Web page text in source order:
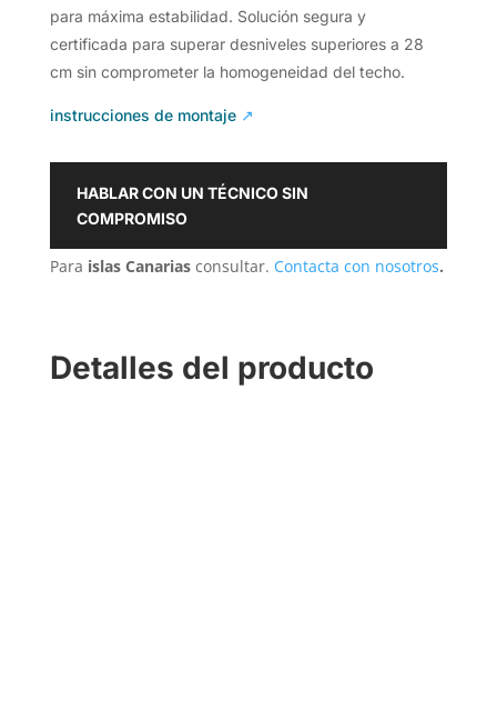
para máxima estabilidad. Solución segura y
certificada para superar desniveles superiores a 28
cm sin comprometer la homogeneidad del techo.
instrucciones de montaje↗
HABLAR CON UN TÉCNICO SIN
COMPROMISO
Para islas Canariasconsultar. Contacta con nosotros.
Detalles del producto